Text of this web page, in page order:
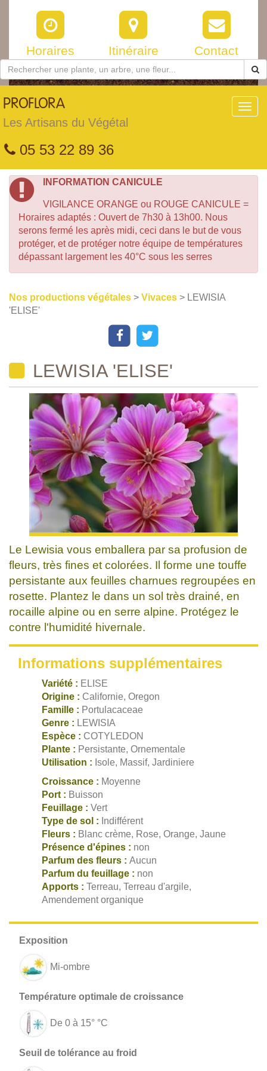
Horaires Itinéraire Contact
PROFLORA
Les Artisans du Végétal
05 53 22 89 36
INFORMATION CANICULE
VIGILANCE ORANGE ou ROUGE CANICULE =
Horaires adaptés : Ouvert de 7h30 à 13h00. Nous
serons fermé les après midi, ceci dans le but de vous
protéger, et de protéger notre équipe de températures
dépassant largement les 40°C sous les serres
Nos productions végétales > Vivaces > LEWISIA
'ELISE'
LEWISIA 'ELISE'
Le Lewisia vous emballera par sa profusion de
fleurs, très fines et colorées. Il forme une touffe
persistante aux feuilles charnues regroupées en
rosette. Plantez le dans un sol très drainé, en
rocaille alpine ou en serre alpine. Protégez le
contre l'humidité hivernale.
Informations supplémentaires
Variété : ELISE
Origine : Californie, Oregon
Famille : Portulacaceae
Genre : LEWISIA
Espèce : COTYLEDON
Plante : Persistante, Ornementale
Utilisation : Isole, Massif, Jardiniere
Croissance : Moyenne
Port : Buisson
Feuillage : Vert
Type de sol : Indifférent
Fleurs : Blanc crème, Rose, Orange, Jaune
Présence d'épines : non
Parfum des fleurs : Aucun
Parfum du feuillage : non
Apports : Terreau, Terreau d'argile,
Amendement organique
Mi-ombre
De 0 à 15° °C